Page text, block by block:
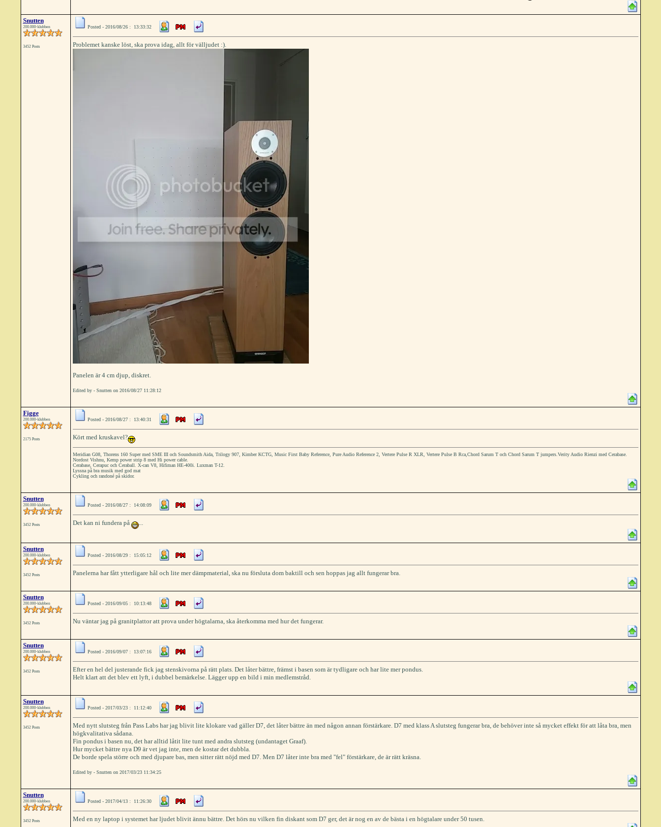
Snutten
200.000-klubben
3452 Posts
Posted - 2016/08/26 : 13:33:32
Problemet kanske löst, ska prova idag, allt för välljudet :).
Panelen är 4 cm djup, diskret.
Edited by - Snutten on 2016/08/27 11:28:12
Figge
200.000-klubben
2175 Posts
Posted - 2016/08/27 : 13:40:31
Kört med kruskavel?
Meridian G08, Thorens 160 Super med SME III och Soundsmith Aida, Trilogy 907, Kimber KCTG, Music First Baby Reference, Pure Audio Reference 2, Vertere Pulse R XLR, Vertere Pulse B Rca,Chord Sarum T och Chord Sarum T jumpers.Verity Audio Rienzi med Cerabase.
Nordost Vishnu, Kemp power strip 8 med Hi power cable.
Cerabase, Cerapuc och Ceraball. X-can V8, Hifiman HE-400i. Luxman T-12.
Lyssna på bra musik med god mat
Cykling och randoné på skidor.
Snutten
200.000-klubben
3452 Posts
Posted - 2016/08/27 : 14:08:09
Det kan ni fundera på ...
Snutten
200.000-klubben
3452 Posts
Posted - 2016/08/29 : 15:05:12
Panelerna har fått ytterligare hål och lite mer dämpmaterial, ska nu försluta dom baktill och sen hoppas jag allt fungerar bra.
Snutten
200.000-klubben
3452 Posts
Posted - 2016/09/05 : 10:13:48
Nu väntar jag på granitplattor att prova under högtalarna, ska återkomma med hur det fungerar.
Snutten
200.000-klubben
3452 Posts
Posted - 2016/09/07 : 13:07:16
Efter en hel del justerande fick jag stenskivorna på rätt plats. Det låter bättre, främst i basen som är tydligare och har lite mer pondus.
Helt klart att det blev ett lyft, i dubbel bemärkelse. Lägger upp en bild i min medlemstråd.
Snutten
200.000-klubben
3452 Posts
Posted - 2017/03/23 : 11:12:40
Med nytt slutsteg från Pass Labs har jag blivit lite klokare vad gäller D7, det låter bättre än med någon annan förstärkare. D7 med klass A slutsteg fungerar bra, de behöver inte så mycket effekt för att låta bra, men
högkvalitativa sådana.
Fin pondus i basen nu, det har alltid låtit lite tunt med andra slutsteg (undantaget Graaf).
Hur mycket bättre nya D9 är vet jag inte, men de kostar det dubbla.
De borde spela större och med djupare bas, men sitter rätt nöjd med D7. Men D7 låter inte bra med "fel" förstärkare, de är rätt kräsna.
Edited by - Snutten on 2017/03/23 11:34:25
Snutten
200.000-klubben
3452 Posts
Posted - 2017/04/13 : 11:26:30
Med en ny laptop i systemet har ljudet blivit ännu bättre. Det hörs nu vilken fin diskant som D7 ger, det är nog en av de bästa i en högtalare under 50 tusen.